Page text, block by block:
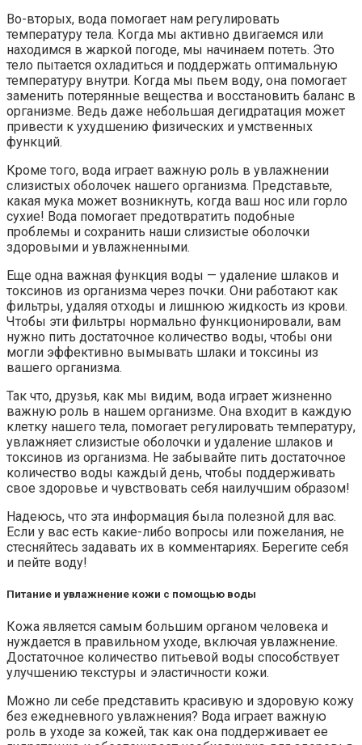
Во-вторых, вода помогает нам регулировать
температуру тела. Когда мы активно двигаемся или
находимся в жаркой погоде, мы начинаем потеть. Это
тело пытается охладиться и поддержать оптимальную
температуру внутри. Когда мы пьем воду, она помогает
заменить потерянные вещества и восстановить баланс в
организме. Ведь даже небольшая дегидратация может
привести к ухудшению физических и умственных
функций.
Кроме того, вода играет важную роль в увлажнении
слизистых оболочек нашего организма. Представьте,
какая мука может возникнуть, когда ваш нос или горло
сухие! Вода помогает предотвратить подобные
проблемы и сохранить наши слизистые оболочки
здоровыми и увлажненными.
Еще одна важная функция воды — удаление шлаков и
токсинов из организма через почки. Они работают как
фильтры, удаляя отходы и лишнюю жидкость из крови.
Чтобы эти фильтры нормально функционировали, вам
нужно пить достаточное количество воды, чтобы они
могли эффективно вымывать шлаки и токсины из
вашего организма.
Так что, друзья, как мы видим, вода играет жизненно
важную роль в нашем организме. Она входит в каждую
клетку нашего тела, помогает регулировать температуру,
увлажняет слизистые оболочки и удаление шлаков и
токсинов из организма. Не забывайте пить достаточное
количество воды каждый день, чтобы поддерживать
свое здоровье и чувствовать себя наилучшим образом!
Надеюсь, что эта информация была полезной для вас.
Если у вас есть какие-либо вопросы или пожелания, не
стесняйтесь задавать их в комментариях. Берегите себя
и пейте воду!
Питание и увлажнение кожи с помощью воды
Кожа является самым большим органом человека и
нуждается в правильном уходе, включая увлажнение.
Достаточное количество питьевой воды способствует
улучшению текстуры и эластичности кожи.
Можно ли себе представить красивую и здоровую кожу
без ежедневного увлажнения? Вода играет важную
роль в уходе за кожей, так как она поддерживает ее